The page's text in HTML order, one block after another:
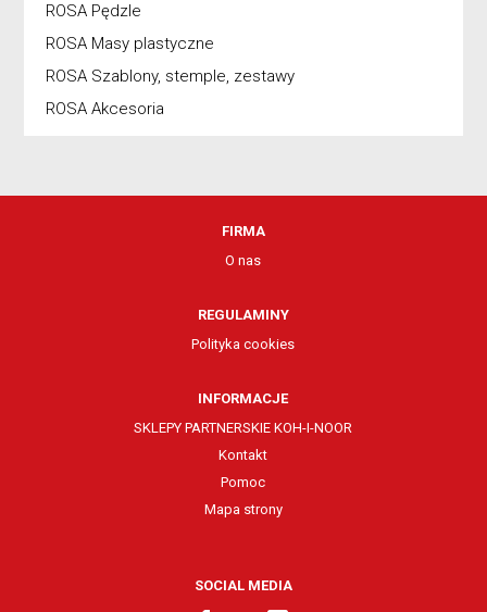
ROSA Pędzle
ROSA Masy plastyczne
ROSA Szablony, stemple, zestawy
ROSA Akcesoria
FIRMA
O nas
REGULAMINY
Polityka cookies
INFORMACJE
SKLEPY PARTNERSKIE KOH-I-NOOR
Kontakt
Pomoc
Mapa strony
SOCIAL MEDIA